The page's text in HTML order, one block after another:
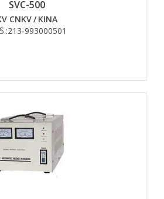
SVC-500
CNKV/ ΚΙΝΑ
213-993000501